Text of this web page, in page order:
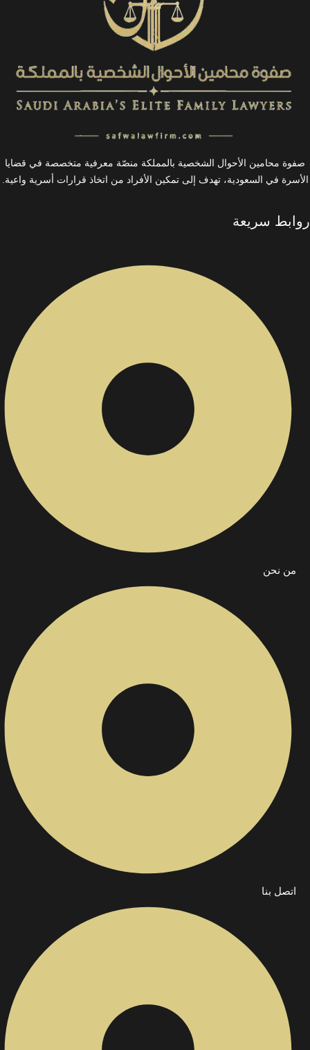
صفوة محامين الأحوال الشخصية بالمملكة منصّة معرفية متخصصة في قضايا
الأسرة في السعودية، تهدف إلى تمكين الأفراد من اتخاذ قرارات أسرية واعية.
روابط سريعة
من نحن
اتصل بنا